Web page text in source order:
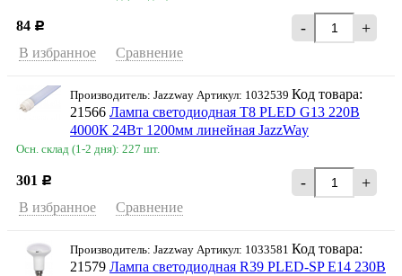
84 Р - +
В избранное Сравнение
Производитель: Jazzway Артикул: 1032539 Код товара:
21566 Лампа светодиодная T8 PLED G13 220В
4000К 24Вт 1200мм линейная JazzWay
Осн. склад (1-2 дня): 227 шт.
301 Р - +
В избранное Сравнение
Производитель: Jazzway Артикул: 1033581 Код товара:
21579 Лампа светодиодная R39 PLED-SP Е14 230В